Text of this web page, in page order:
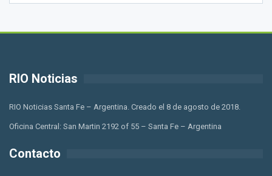
RIO Noticias
RIO Noticias Santa Fe – Argentina. Creado el 8 de agosto de 2018.
Oficina Central: San Martin 2192 of 55 – Santa Fe – Argentina
Contacto